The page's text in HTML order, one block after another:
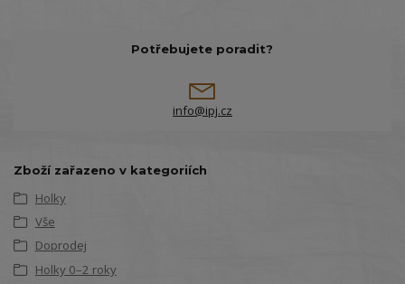
Potřebujete poradit?
info@ipj.cz
Zboží zařazeno v kategoriích
Holky
Vše
Doprodej
Holky 0–2 roky